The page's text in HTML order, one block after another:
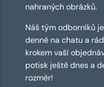
nahraných obrázků.
Náš tým odborníků
denně na chatu a
krokem vaší
potisk ještě dnes a
rozměr!